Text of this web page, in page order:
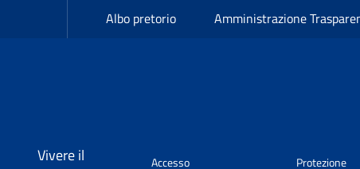
Albo pretorio Amministrazione
Vivere il
Accesso
Protezione